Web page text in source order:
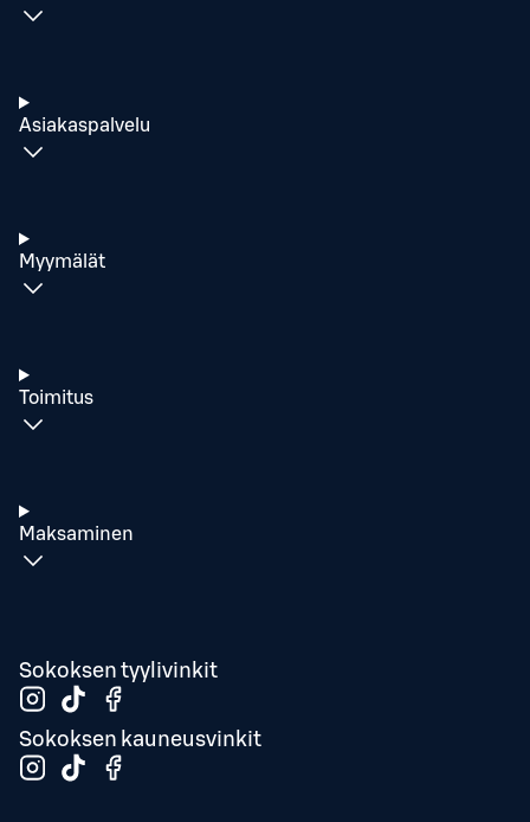
Asiakaspalvelu
Myymälät
Toimitus
Maksaminen
Sokoksen tyylivinkit
Sokoksen kauneusvinkit